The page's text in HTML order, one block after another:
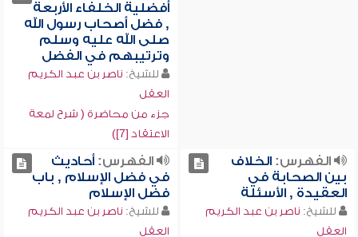
أفضلية الخلفاء الأربعة
, فضل أصحاب رسول الله
صلى الله عليه وسلم
وترتيبهم في الفضل
للشيخ: ناصر بن عبد الكريم
العقل
جزء من محاضرة ( شرح لمعة
الاعتقاد [7])
الفهرس:الخلاف
بين الصحابة في
العقيدة , الأسئلة
للشيخ: ناصر بن عبد الكريم
العقل
الفهرس:أحاديث
في فضل الإسلام , باب
فضل الإسلام
للشيخ: ناصر بن عبد الكريم
العقل